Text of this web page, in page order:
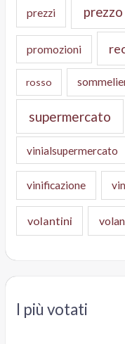
prezzi prezzo
promozioni
rosso
supermercato
vinialsupermercato
vinificazione
volantini
I più votati